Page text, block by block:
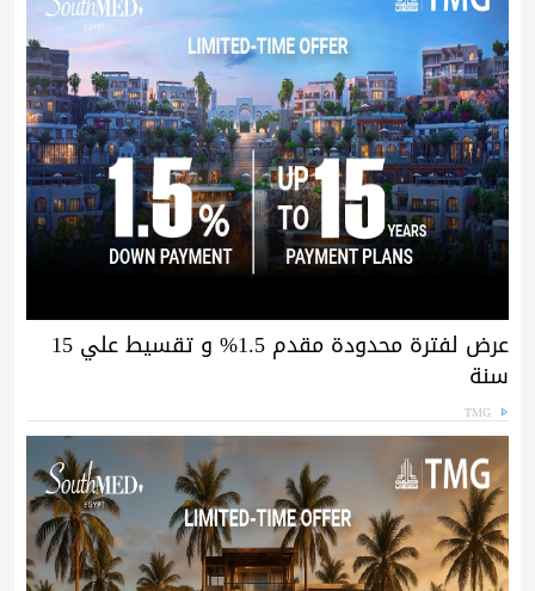
عرض لفترة محدودة مقدم 1.5% و تقسيط علي 15
سنة
TMG